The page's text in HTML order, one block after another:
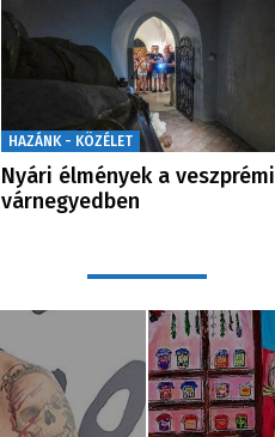
HAZÁNK - KÖZÉLET
Nyári élmények a veszprémi
várnegyedben